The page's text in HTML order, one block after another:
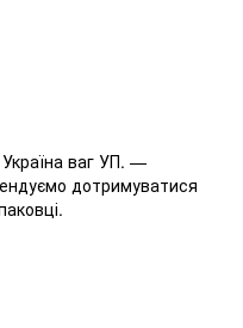
ваг УП. —
дотримуватися